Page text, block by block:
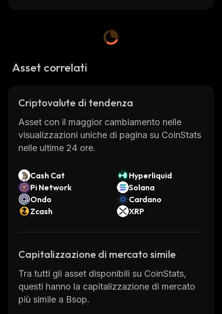
Asset correlati
Criptovalute di tendenza
Asset con il maggior cambiamento nelle
visualizzazioni uniche di pagina su CoinStats
nelle ultime 24 ore.
Cash Cat
Hyperliquid
Pi Network
Solana
Ondo
Cardano
Zcash
XRP
Capitalizzazione di mercato simile
Tra tutti gli asset disponibili su CoinStats,
questi hanno la capitalizzazione di mercato
più simile a Bsop.